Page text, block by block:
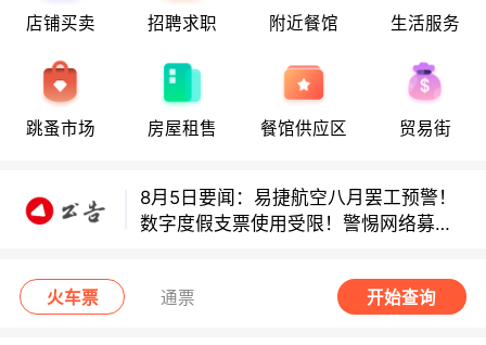
店铺买卖 招聘求职 附近餐馆 生活服务
跳蚤市场 房屋租售 餐馆供应区 贸易街
8月5日要闻：易捷航空八月罢工预警！
数字度假支票使用受限！警惕网络募捐
8月5日要闻：易捷航空八月罢工预警！
数字度假支票使用受限！警惕网络募捐
数字度假支票使用受限！警惕网络募捐
火车票 通票 开始查询